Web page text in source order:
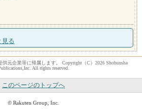
見る
元企業等に帰属します。 Copyright（C）2026 Shobunsha
All rights reserved.
このページのトップへ
© Rakuten Group, Inc.